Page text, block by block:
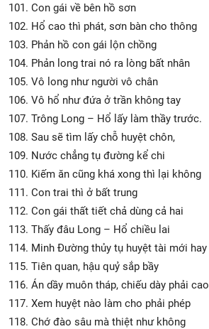
101. Con gái về bên hồ sơn
102. Hổ cao thì phát, sơn bàn cho thông
103. Phản hồ con gái lộn chồng
104. Phản long trai nó ra lòng bất nhân
105. Vô long như người vô chân
106. Vô hổ như đứa ở trần không tay
107. Trông Long – Hổ lấy làm thầy trước.
108. Sau sẽ tìm lấy chỗ huyệt chôn,
109. Nước chẳng tụ đường kể chi
110. Kiếm ăn cũng khá xong thì lại không
111. Con trai thì ở bất trung
112. Con gái thất tiết chả dùng cả hai
113. Thấy đâu Long – Hổ chiều lai
114. Minh Đường thủy tụ huyệt tài mới hay
115. Tiên quan, hậu quỷ sắp bầy
116. Án dầy muôn tháp, chiếu dày phải cao
117. Xem huyệt nào làm cho phải phép
118. Chớ đào sâu mà thiệt như không